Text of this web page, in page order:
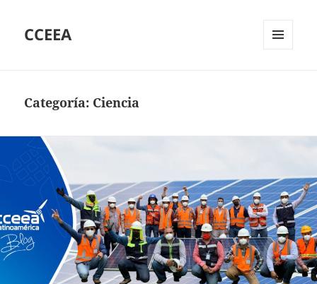
CCEEA
Categoría: Ciencia